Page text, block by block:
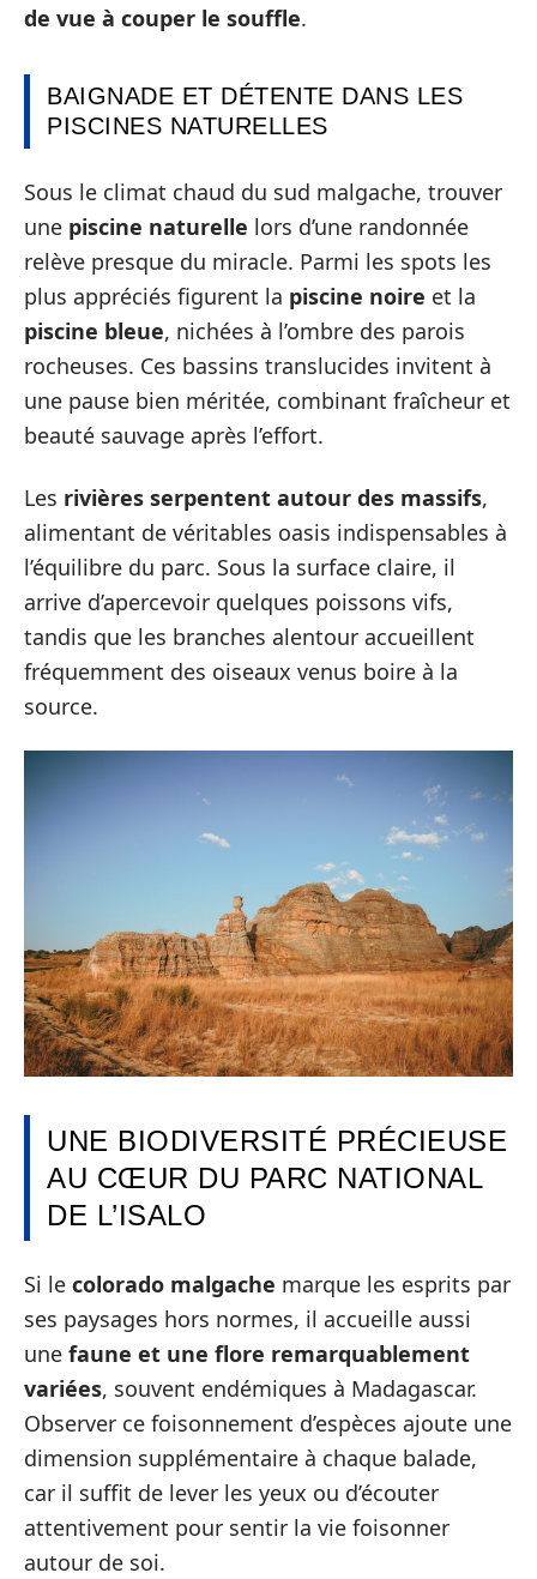
de vue à couper le souffle.
BAIGNADE ET DÉTENTE DANS LES
PISCINES NATURELLES
Sous le climat chaud du sud malgache, trouver
une piscine naturelle lors d’une randonnée
relève presque du miracle. Parmi les spots les
plus appréciés figurent la piscine noire et la
piscine bleue, nichées à l’ombre des parois
rocheuses. Ces bassins translucides invitent à
une pause bien méritée, combinant fraîcheur et
beauté sauvage après l’effort.
Les rivières serpentent autour des massifs,
alimentant de véritables oasis indispensables à
l’équilibre du parc. Sous la surface claire, il
arrive d’apercevoir quelques poissons vifs,
tandis que les branches alentour accueillent
fréquemment des oiseaux venus boire à la
source.
UNE BIODIVERSITÉ PRÉCIEUSE
AU CŒUR DU PARC NATIONAL
DE L’ISALO
Si le colorado malgache marque les esprits par
ses paysages hors normes, il accueille aussi
une faune et une flore remarquablement
variées, souvent endémiques à Madagascar.
Observer ce foisonnement d’espèces ajoute une
dimension supplémentaire à chaque balade,
car il suffit de lever les yeux ou d’écouter
attentivement pour sentir la vie foisonner
autour de soi.